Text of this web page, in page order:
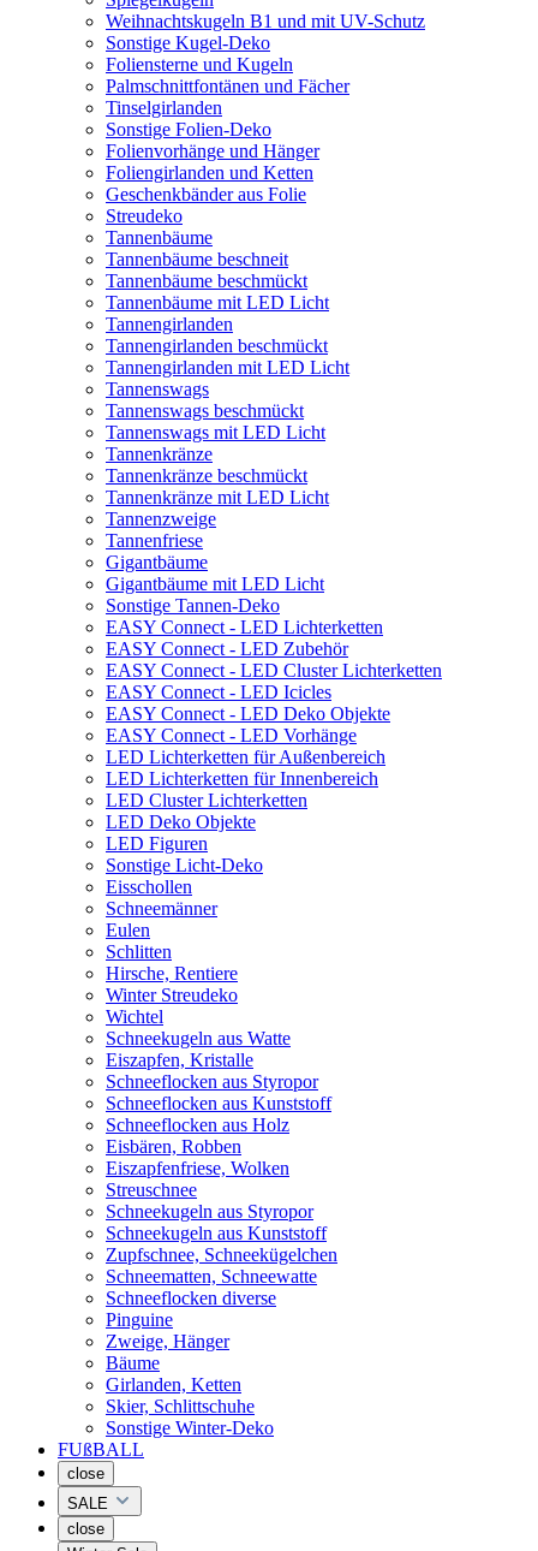
Weihnachtskugeln B1 und mit UV-Schutz
Sonstige Kugel-Deko
Foliensterne und Kugeln
Palmschnittfontänen und Fächer
Tinselgirlanden
Sonstige Folien-Deko
Folienvorhänge und Hänger
Foliengirlanden und Ketten
Geschenkbänder aus Folie
Streudeko
Tannenbäume
Tannenbäume beschneit
Tannenbäume beschmückt
Tannenbäume mit LED Licht
Tannengirlanden
Tannengirlanden beschmückt
Tannengirlanden mit LED Licht
Tannenswags
Tannenswags beschmückt
Tannenswags mit LED Licht
Tannenkränze
Tannenkränze beschmückt
Tannenkränze mit LED Licht
Tannenzweige
Tannenfriese
Gigantbäume
Gigantbäume mit LED Licht
Sonstige Tannen-Deko
EASY Connect - LED Lichterketten
EASY Connect - LED Zubehör
EASY Connect - LED Cluster Lichterketten
EASY Connect - LED Icicles
EASY Connect - LED Deko Objekte
EASY Connect - LED Vorhänge
LED Lichterketten für Außenbereich
LED Lichterketten für Innenbereich
LED Cluster Lichterketten
LED Deko Objekte
LED Figuren
Sonstige Licht-Deko
Eisschollen
Schneemänner
Eulen
Schlitten
Hirsche, Rentiere
Winter Streudeko
Wichtel
Schneekugeln aus Watte
Eiszapfen, Kristalle
Schneeflocken aus Styropor
Schneeflocken aus Kunststoff
Schneeflocken aus Holz
Eisbären, Robben
Eiszapfenfriese, Wolken
Streuschnee
Schneekugeln aus Styropor
Schneekugeln aus Kunststoff
Zupfschnee, Schneekügelchen
Schneematten, Schneewatte
Schneeflocken diverse
Pinguine
Zweige, Hänger
Bäume
Girlanden, Ketten
Skier, Schlittschuhe
Sonstige Winter-Deko
FUßBALL
close
SALE
close